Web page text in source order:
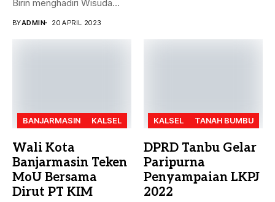
Birin menghadiri Wisuda
BYADMIN 20 APRIL 2023
BANJARMASIN KALSEL
Wali Kota
Banjarmasin Teken
MoU Bersama
Dirut PT KIM
KALSEL TANAH BUMBU
DPRD Tanbu Gelar
Paripurna
Penyampaian LKPJ
2022